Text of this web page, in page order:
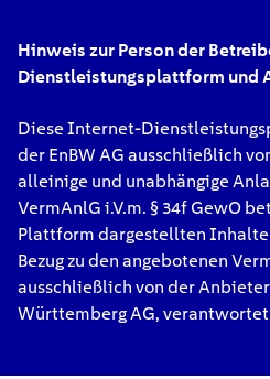
Hinweis zur Person der
Dienstleistungsplattform und
Diese Internet-
der EnBW AG ausschließlich
alleinige und unabhängige
VermAnlG i.V.m. § 34f GewO
Plattform dargestellten
Bezug zu den angebotenen
ausschließlich von der
Württemberg AG,